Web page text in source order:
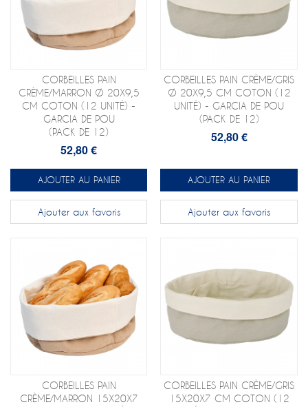
CORBEILLES PAIN
CRÈME/MARRON Ø 20X9,5
CM COTON (12 UNITÉ) -
GARCIA DE POU
(PACK DE 12)
52,80 €
AJOUTER AU PANIER
Ajouter aux favoris
CORBEILLES PAIN CRÈME/GRIS
Ø 20X9,5 CM COTON (12
UNITÉ) - GARCIA DE POU
(PACK DE 12)
52,80 €
AJOUTER AU PANIER
Ajouter aux favoris
CORBEILLES PAIN
CRÈME/MARRON 15X20X7
CORBEILLES PAIN CRÈME/GRIS
15X20X7 CM COTON (12